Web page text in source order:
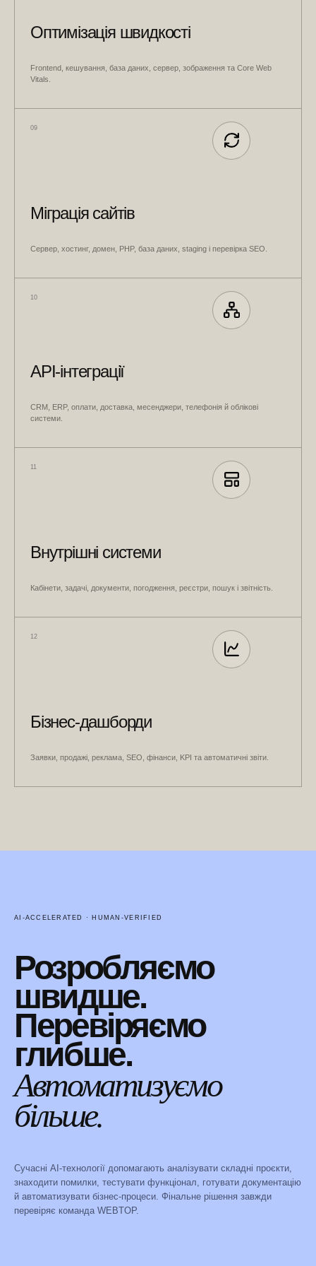
Оптимізація швидкості
Frontend, кешування, база даних, сервер, зображення та Core Web
Vitals.
09
Міграція сайтів
Сервер, хостинг, домен, PHP, база даних, staging і перевірка SEO.
10
API-інтеграції
CRM, ERP, оплати, доставка, месенджери, телефонія й облікові
системи.
11
Внутрішні системи
Кабінети, задачі, документи, погодження, реєстри, пошук і звітність.
12
Бізнес-дашборди
Заявки, продажі, реклама, SEO, фінанси, KPI та автоматичні звіти.
AI-ACCELERATED · HUMAN-VERIFIED
Розробляємо
швидше.
Перевіряємо
глибше.
Автоматизуємо
більше.
Сучасні AI-технології допомагають аналізувати складні проєкти,
знаходити помилки, тестувати функціонал, готувати документацію
й автоматизувати бізнес-процеси. Фінальне рішення завжди
перевіряє команда WEBTOP.